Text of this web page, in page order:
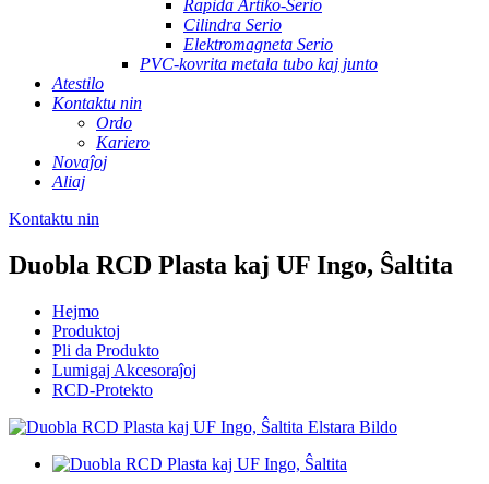
Rapida Artiko-Serio
Cilindra Serio
Elektromagneta Serio
PVC-kovrita metala tubo kaj junto
Atestilo
Kontaktu nin
Ordo
Kariero
Novaĵoj
Aliaj
Kontaktu nin
Duobla RCD Plasta kaj UF Ingo, Ŝaltita
Hejmo
Produktoj
Pli da Produkto
Lumigaj Akcesoraĵoj
RCD-Protekto